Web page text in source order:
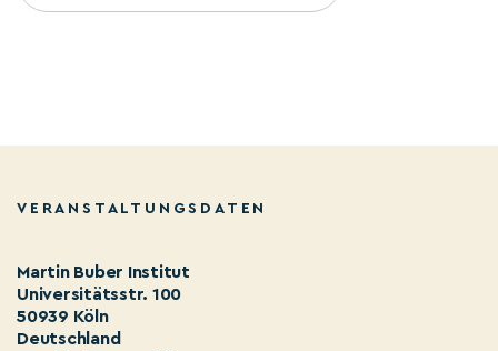
VERANSTALTUNGSDATEN
Martin Buber Institut
Universitätsstr. 100
50939 Köln
Deutschland